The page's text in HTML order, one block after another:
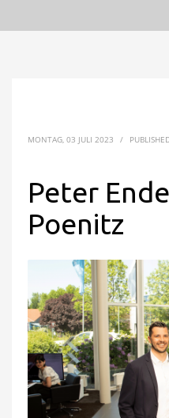
MONTAG, 03 JULI 2023 /
Peter
Poenitz